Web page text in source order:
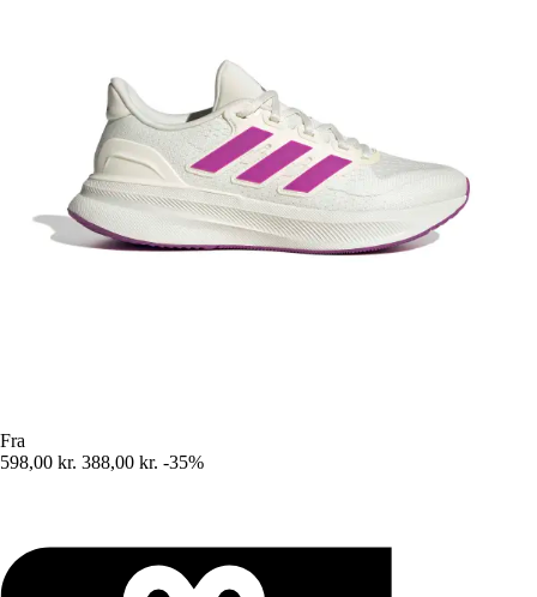
Fra
598,00 kr. 388,00 kr. -35%